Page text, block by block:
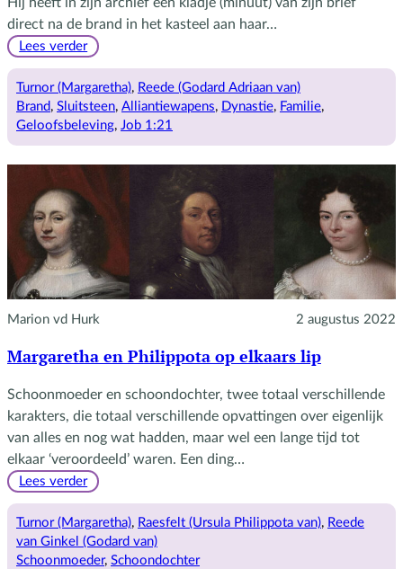
Hij heeft in zijn archief een kladje (minuut) van zijn brief
direct na de brand in het kasteel aan haar…
Lees verder:
Heer
geeft,
de
Turnor (Margaretha), Reede (Godard Adriaan van)
Brand, Sluitsteen, Alliantiewapens, Dynastie, Familie
Geloofsbeleving, Job 1:21
Marion vd Hurk 2 augustus 2022
Margaretha en Philippota op elkaars lip
Schoonmoeder en schoondochter, twee totaal verschillende
karakters, die totaal verschillende opvattingen over eigenlijk
van alles en nog wat hadden, maar wel een lange tijd tot
elkaar ‘veroordeeld’ waren. Een ding…
Lees verder:
en
Philippota
op
Turnor (Margaretha), Raesfelt (Ursula Philippota van), Reede
van Ginkel (Godard van)
Schoonmoeder, Schoondochter